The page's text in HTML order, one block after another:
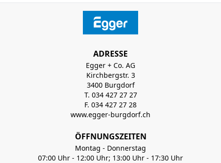
ADRESSE
Egger + Co. AG
Kirchbergstr. 3
3400 Burgdorf
T. 034 427 27 27
F. 034 427 27 28
www.egger-burgdorf.ch
ÖFFNUNGSZEITEN
Montag - Donnerstag
07:00 Uhr - 12:00 Uhr; 13:00 Uhr - 17:30 Uhr